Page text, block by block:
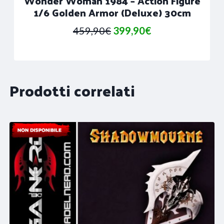
1/6 Golden Armor (Deluxe) 30cm
459,90€ Il
459,90€.
399,90€Il
Prodotti correlati